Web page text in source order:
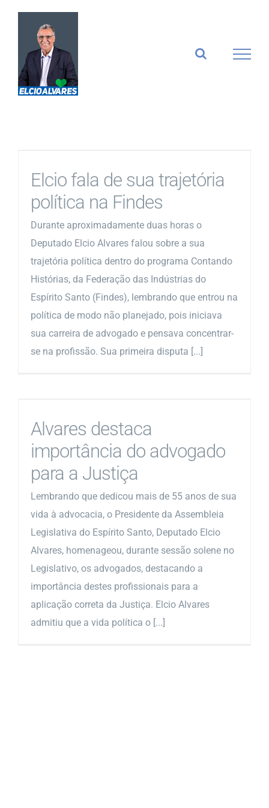
conteúdo
Elcio fala de sua trajetória
política na Findes
Durante aproximadamente duas horas o
Deputado Elcio Alvares falou sobre a sua
trajetória política dentro do programa Contando
Histórias, da Federação das Indústrias do
Espírito Santo (Findes), lembrando que entrou na
política de modo não planejado, pois iniciava
sua carreira de advogado e pensava concentrar-
se na profissão. Sua primeira disputa [...]
Alvares destaca
importância do advogado
para a Justiça
Lembrando que dedicou mais de 55 anos de sua
vida à advocacia, o Presidente da Assembleia
Legislativa do Espírito Santo, Deputado Elcio
Alvares, homenageou, durante sessão solene no
Legislativo, os advogados, destacando a
importância destes profissionais para a
aplicação correta da Justiça. Elcio Alvares
admitiu que a vida política o [...]